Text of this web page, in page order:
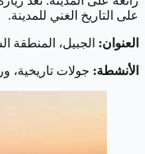
على التاريخ الغني للمدينة.
العنوان: الجبيل، المنطقة
الأنشطة: جولات